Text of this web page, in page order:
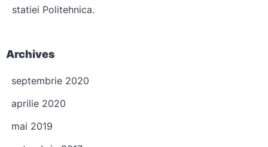
statiei Politehnica.
Archives
septembrie 2020
aprilie 2020
mai 2019